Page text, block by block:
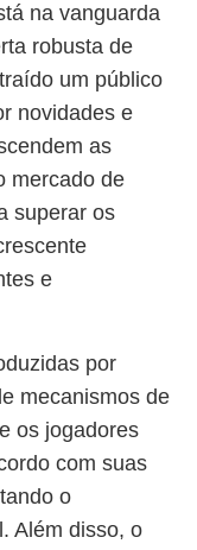
na vanguarda
robusta de
um público
novidades e
as
mercado de
superar os
e
por
mecanismos de
os jogadores
com suas
o
Além disso, o